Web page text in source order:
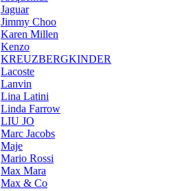
Jaguar
Jimmy Choo
Karen Millen
Kenzo
KREUZBERGKINDER
Lacoste
Lanvin
Lina Latini
Linda Farrow
LIU JO
Marc Jacobs
Maje
Mario Rossi
Max Mara
Max & Co